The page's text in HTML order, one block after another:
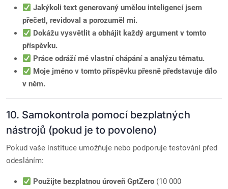
Jakýkoli text generovaný umělou inteligencí jsem
přečetl, revidoval a porozuměl mi.
Dokážu vysvětlit a obhájit každý argument v tomto
příspěvku.
Práce odráží mé vlastní chápání a analýzu tématu.
Moje jméno v tomto příspěvku přesně představuje dílo
v něm.
10. Samokontrola pomocí bezplatných
nástrojů (pokud je to povoleno)
Pokud vaše instituce umožňuje nebo podporuje testování před
odesláním:
Použijte bezplatnou úroveň GptZero (10 000